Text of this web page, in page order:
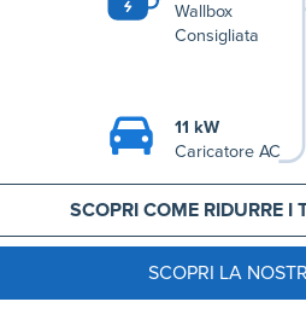
Wallbox
Consigliata
11 kW
Caricatore AC
SCOPRI COME RIDURRE I
SCOPRI LA